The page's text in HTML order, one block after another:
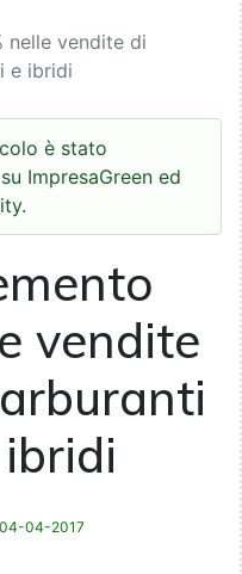
nelle vendite di
e ibridi
è stato
ImpresaGreen ed
vendite
04-04-2017